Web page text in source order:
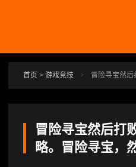
首页 > 游戏竞技 > 冒险寻宝然后打败
冒险寻宝然后打
略。冒险寻宝，